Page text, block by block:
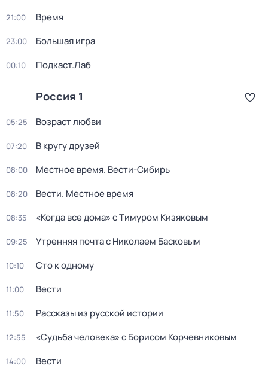
21:00 Время
23:00 Большая игра
00:10 Подкаст.Лаб
Россия 1
05:25 Возраст любви
07:20 В кругу друзей
08:00 Местное время. Вести-Сибирь
08:20 Вести. Местное время
08:35 «Когда все дома» с Тимуром Кизяковым
09:25 Утренняя почта с Николаем Басковым
10:10 Сто к одному
11:00 Вести
11:50 Рассказы из русской истории
12:55 «Судьба человека» с Борисом Корчевниковым
14:00 Вести